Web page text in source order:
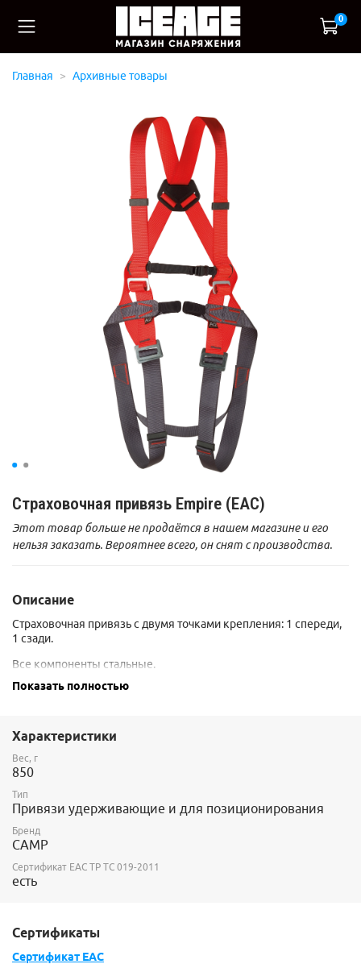
0
Главная Архивные товары
Страховочная привязь Empire (ЕАС)
Этот товар больше не продаётся в нашем магазине и его
нельзя заказать. Вероятнее всего, он снят с производства.
Описание
Страховочная привязь с двумя точками крепления: 1 спереди,
1 сзади.
Все компоненты стальные.
Выпускается в единственном размере, который подойдет
Обхват груди 80-140см, обхват ног 45-75см, длина спины 55-
85см.
Сертификат EAC ТР ТС 019/2011
Вес: 850 гр.
Показать полностью
Характеристики
Вес, г
850
Тип
Привязи удерживающие и для позиционирования
Бренд
CAMP
Сертификат ЕАС ТР ТС 019-2011
есть
Сертификаты
Сертификат ЕАС